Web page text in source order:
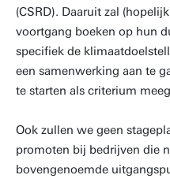
(CSRD). Daaruit zal
voortgang boeken op hun
specifiek de
een samenwerking aan te
te starten als criterium
Ook zullen we geen
promoten bij bedrijven die
bovengenoemde